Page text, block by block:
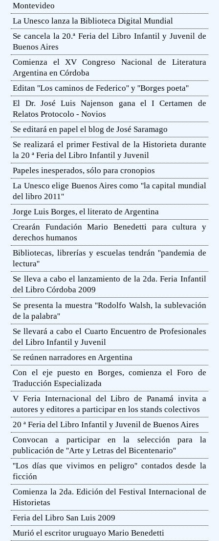
Montevideo
La Unesco lanza la Biblioteca Digital Mundial
Se cancela la 20.ª Feria del Libro Infantil y Juvenil de
Buenos Aires
Comienza el XV Congreso Nacional de Literatura
Argentina en Córdoba
Editan ''Los caminos de Federico'' y ''Borges poeta''
El Dr. José Luis Najenson gana el I Certamen de
Relatos Protocolo - Novios
Se editará en papel el blog de José Saramago
Se realizará el primer Festival de la Historieta durante
la 20 ª Feria del Libro Infantil y Juvenil
Papeles inesperados, sólo para cronopios
La Unesco elige Buenos Aires como ''la capital mundial
del libro 2011''
Jorge Luis Borges, el literato de Argentina
Crearán Fundación Mario Benedetti para cultura y
derechos humanos
Bibliotecas, librerías y escuelas tendrán ''pandemia de
lectura''
Se lleva a cabo el lanzamiento de la 2da. Feria Infantil
del Libro Córdoba 2009
Se presenta la muestra ''Rodolfo Walsh, la sublevación
de la palabra''
Se llevará a cabo el Cuarto Encuentro de Profesionales
del Libro Infantil y Juvenil
Se reúnen narradores en Argentina
Con el eje puesto en Borges, comienza el Foro de
Traducción Especializada
V Feria Internacional del Libro de Panamá invita a
autores y editores a participar en los stands colectivos
20 ª Feria del Libro Infantil y Juvenil de Buenos Aires
Convocan a participar en la selección para la
publicación de ''Arte y Letras del Bicentenario''
''Los días que vivimos en peligro'' contados desde la
ficción
Comienza la 2da. Edición del Festival Internacional de
Historietas
Feria del Libro San Luis 2009
Murió el escritor uruguayo Mario Benedetti